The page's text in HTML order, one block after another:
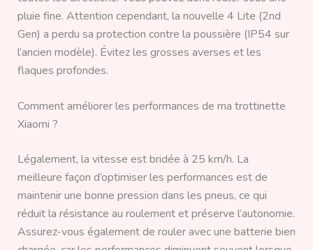
pluie fine. Attention cependant, la nouvelle 4 Lite (2nd
Gen) a perdu sa protection contre la poussière (IP54 sur
l’ancien modèle). Évitez les grosses averses et les
flaques profondes.
Comment améliorer les performances de ma trottinette
Xiaomi ?
Légalement, la vitesse est bridée à 25 km/h. La
meilleure façon d’optimiser les performances est de
maintenir une bonne pression dans les pneus, ce qui
réduit la résistance au roulement et préserve l’autonomie.
Assurez-vous également de rouler avec une batterie bien